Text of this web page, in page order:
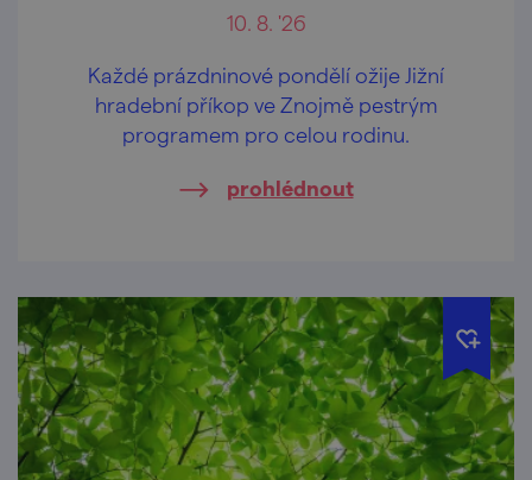
10. 8. '26
Každé prázdninové pondělí ožije Jižní
hradební příkop ve Znojmě pestrým
programem pro celou rodinu.
prohlédnout